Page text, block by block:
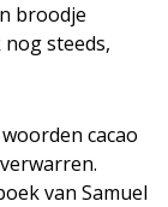
broodje
steeds,
cacao
van Samuel